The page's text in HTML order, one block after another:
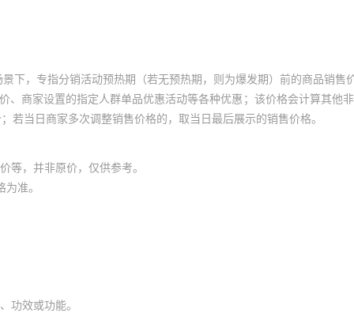
下，专指分销活动预热期（若无预热期，则为爆发期）前的商品销售
商家设置的指定人群单品优惠活动等各种优惠；该价格会计算其他
当日商家多次调整销售价格的，取当日最后展示的销售价格。
等，并非原价，仅供参考。
准。
功效或功能。